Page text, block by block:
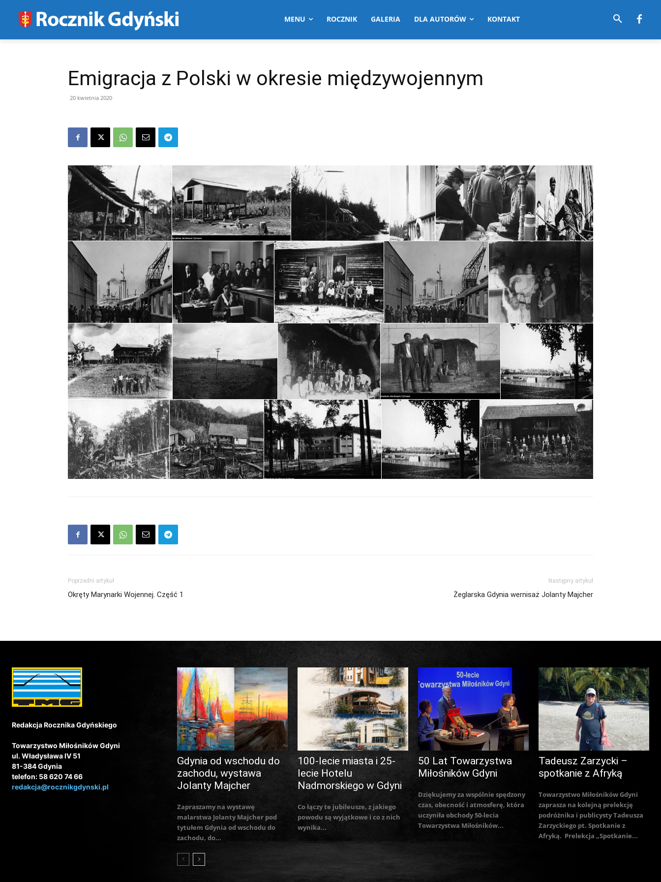
MENU ROCZNIK GALERIA DLA AUTORÓW KONTAKT
Emigracja z Polski w okresie międzywojennym
20 kwietnia 2020
Poprzedni artykuł
Okręty Marynarki Wojennej. Część 1
Następny artykuł
Żeglarska Gdynia wernisaż Jolanty Majcher
Redakcja Rocznika Gdyńskiego
Towarzystwo Miłośników Gdyni
ul. Władysława IV 51
81-384 Gdynia
telefon: 58 620 74 66
redakcja@rocznikgdynski.pl
Gdynia od wschodu do
zachodu, wystawa
Jolanty Majcher
Zapraszamy na wystawę
malarstwa Jolanty Majcher pod
tytułem Gdynia od wschodu do
zachodu, do...
100-lecie miasta i 25-
lecie Hotelu
Nadmorskiego w Gdyni
Co łączy te jubileusze, z jakiego
powodu są wyjątkowe i co z nich
wynika...
50 Lat Towarzystwa
Miłośników Gdyni
Dziękujemy za wspólnie spędzony
czas, obecność i atmosferę, która
uczyniła obchody 50-lecia
Towarzystwa Miłośników...
Tadeusz Zarzycki –
spotkanie z Afryką
Towarzystwo Miłośników Gdyni
zaprasza na kolejną prelekcję
podróżnika i publicysty Tadeusza
Zarzyckiego pt. Spotkanie z
Afryką. Prelekcja „Spotkanie...